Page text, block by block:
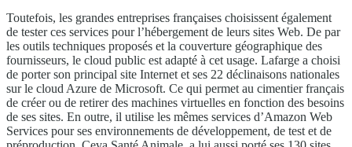
Toutefois, les grandes entreprises françaises choisissent également
de tester ces services pour l’hébergement de leurs sites Web. De par
les outils techniques proposés et la couverture géographique des
fournisseurs, le cloud public est adapté à cet usage. Lafarge a choisi
de porter son principal site Internet et ses 22 déclinaisons nationales
sur le cloud Azure de Microsoft. Ce qui permet au cimentier français
de créer ou de retirer des machines virtuelles en fonction des besoins
de ses sites. En outre, il utilise les mêmes services d’Amazon Web
Services pour ses environnements de développement, de test et de